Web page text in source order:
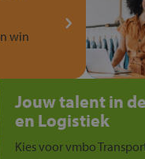
win
Jouw talent in
en Logistiek
Kies voor vmbo